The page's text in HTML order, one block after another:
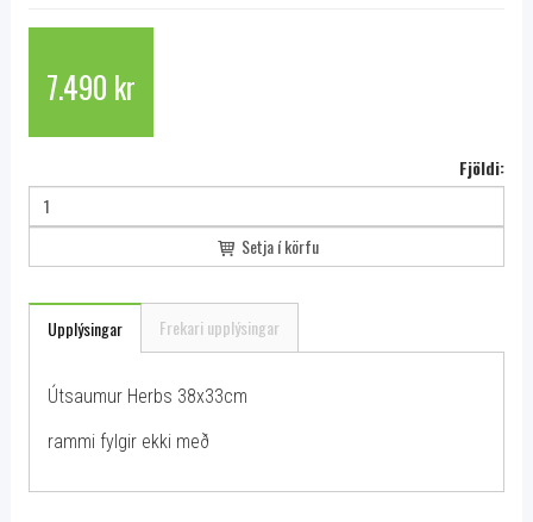
7.490 kr
Fjöldi:
Setja í körfu
Upplýsingar Frekari upplýsingar
Útsaumur Herbs 38x33cm
rammi fylgir ekki með